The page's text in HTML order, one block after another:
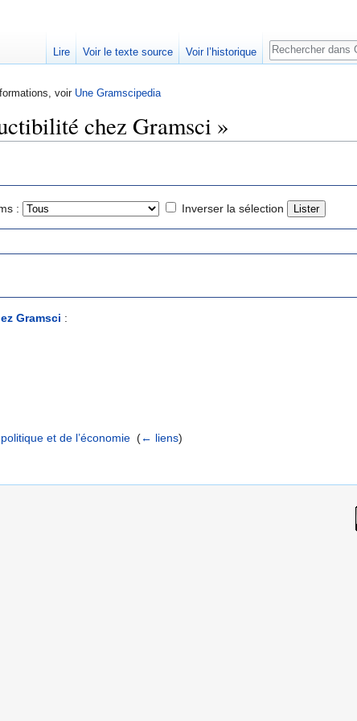
voir Une Gramscipedia
chez Gramsci »
: Inverser la sélection
Gramsci :
et de l’économie ‎(← liens)
Lire Voir le texte source Voir l’historique
Rechercher